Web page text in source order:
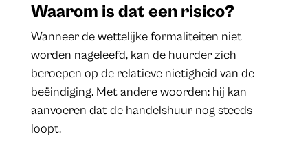
Waarom is dat een risico?
Wanneer de wettelijke formaliteiten niet
worden nageleefd, kan de huurder zich
beroepen op de relatieve nietigheid van de
beëindiging. Met andere woorden: hij kan
aanvoeren dat de handelshuur nog steeds
loopt.